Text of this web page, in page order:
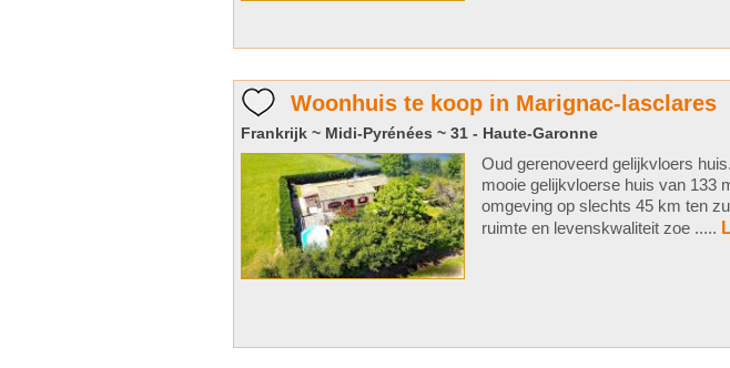
Woonhuis te koop in Marignac-lasclares
Frankrijk ~ Midi-Pyrénées ~ 31 - Haute-Garonne
Oud gerenoveerd gelijkvloers
mooie gelijkvloerse huis van 133
omgeving op slechts 45 km ten
ruimte en levenskwaliteit zoe .....